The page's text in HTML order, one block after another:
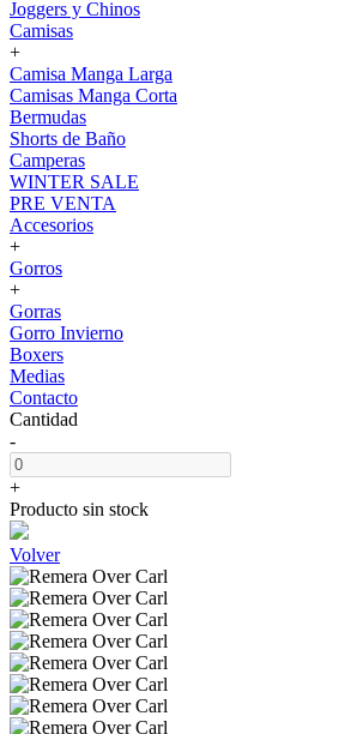
Joggers y Chinos
Camisas
+
Camisa Manga Larga
Camisas Manga Corta
Bermudas
Shorts de Baño
Camperas
WINTER SALE
PRE VENTA
Accesorios
+
Gorros
+
Gorras
Gorro Invierno
Boxers
Medias
Contacto
Cantidad
-
+
Producto sin stock
Volver